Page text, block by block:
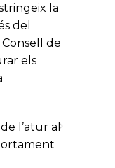
la
del
de
els
l’atur al